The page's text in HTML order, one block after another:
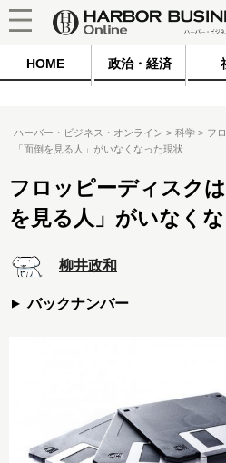
HOME 政治・経済
ハーバー・ビジネス・オンライン 科学
フ
「面倒を見る人」がいなくなった現状
フロッピーディスク
を見る人」がいなく
柳井政和
バックナンバー